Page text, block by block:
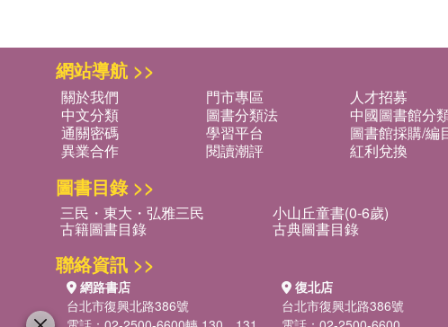
網站導航 >>
關於我們 門市專區 人才招募
中文分類
圖書分類法 中國圖書館分
通關密碼
學習平台 圖書館採購/編
異業合作
閱讀潮評 紅利兌換
圖書目錄 >>
三民・東大・弘雅三民 小山丘童書(0-6歲)
古籍圖書目錄 古典圖書目錄
聯絡資訊 >>
網路書店
台北市復興北路386號
復北店
台北市復興北路386號